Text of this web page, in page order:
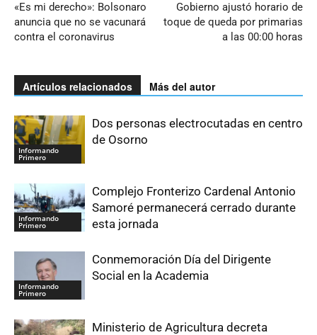
«Es mi derecho»: Bolsonaro
anuncia que no se vacunará
contra el coronavirus
Gobierno ajustó horario de
toque de queda por primarias
a las 00:00 horas
Artículos relacionados Más del autor
Informando
Primero
Dos personas electrocutadas en centro
de Osorno
Informando
Primero
Complejo Fronterizo Cardenal Antonio
Samoré permanecerá cerrado durante
esta jornada
Informando
Primero
Conmemoración Día del Dirigente
Social en la Academia
Ministerio de Agricultura decreta